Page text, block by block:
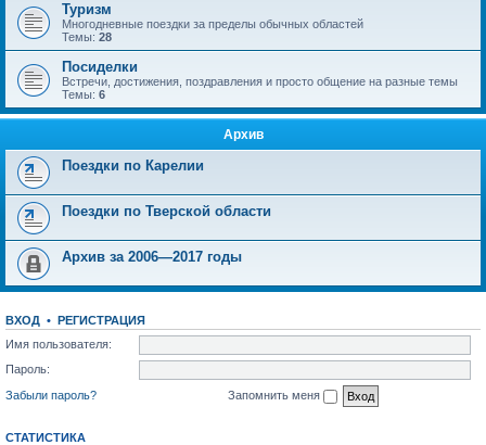
Туризм
Многодневные поездки за пределы обычных областей
Темы: 28
Посиделки
Встречи, достижения, поздравления и просто общение на разные темы
Темы: 6
Архив
Поездки по Карелии
Поездки по Тверской области
Архив за 2006—2017 годы
ВХОД • РЕГИСТРАЦИЯ
Имя пользователя:
Пароль:
Забыли пароль?
Запомнить меня
СТАТИСТИКА